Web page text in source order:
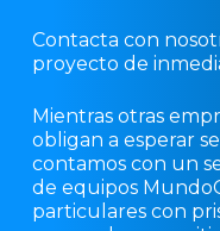
Contacta con
proyecto de
Mientras otras
obligan a esperar
contamos con un
de equipos
particulares con